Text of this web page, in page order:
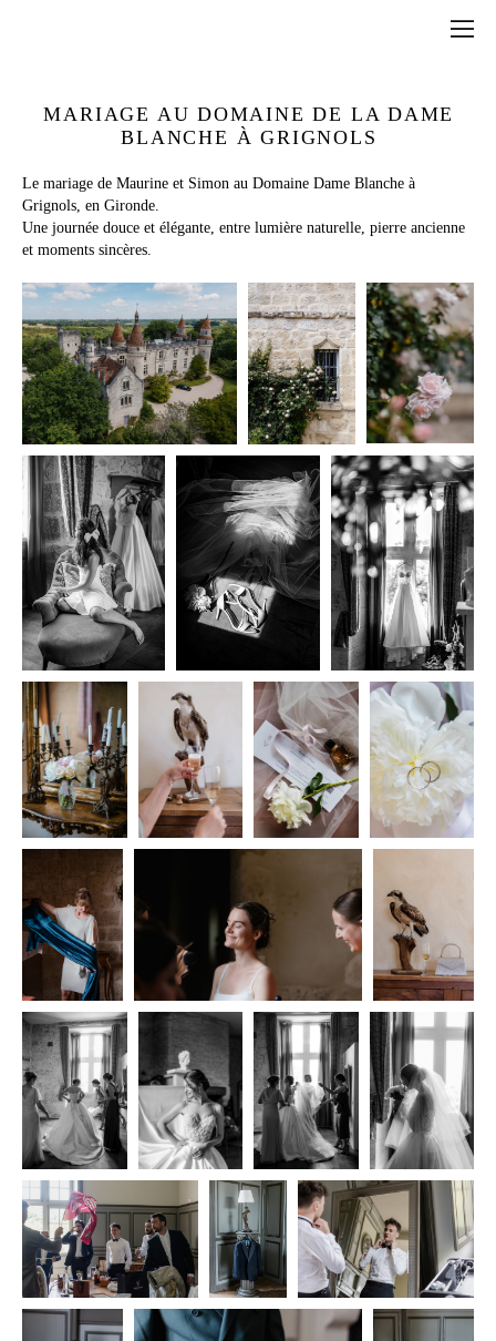
MARIAGE AU DOMAINE DE LA DAME
BLANCHE À GRIGNOLS
Le mariage de Maurine et Simon au Domaine Dame Blanche à
Grignols, en Gironde.
Une journée douce et élégante, entre lumière naturelle, pierre ancienne
et moments sincères.